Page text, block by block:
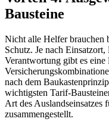
Bausteine
Nicht alle Helfer brauchen
Schutz. Je nach
Verantwortung gibt es
nach dem
wichtigsten Tarif-
Art des Auslandseinsatzes
zusammengestellt.